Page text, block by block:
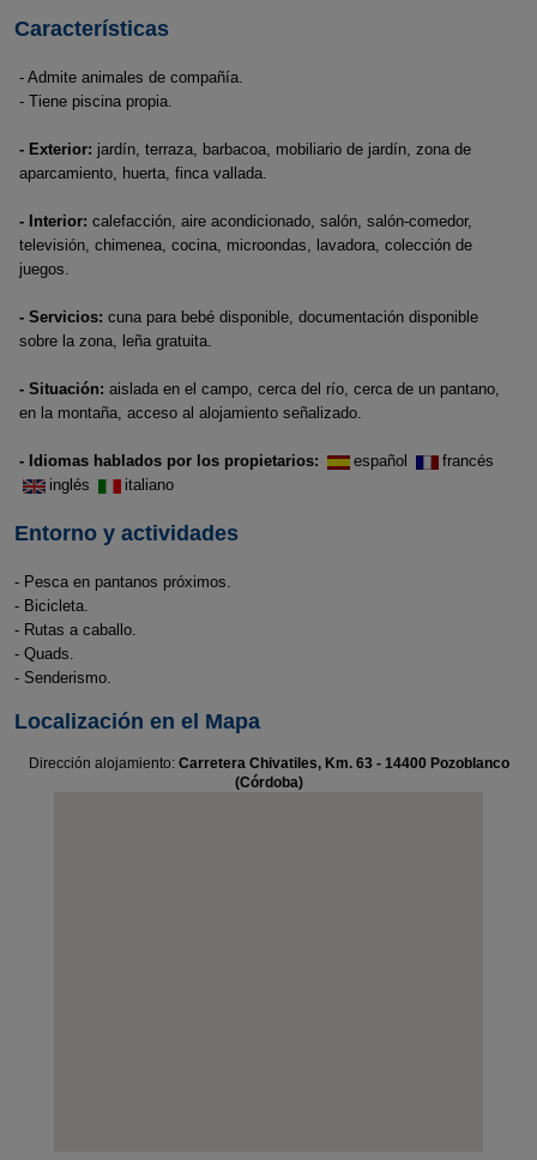
Características
- Admite animales de compañía.
- Tiene piscina propia.
- Exterior: jardín, terraza, barbacoa, mobiliario de jardín, zona de
aparcamiento, huerta, finca vallada.
- Interior: calefacción, aire acondicionado, salón, salón-comedor,
televisión, chimenea, cocina, microondas, lavadora, colección de
juegos.
- Servicios: cuna para bebé disponible, documentación disponible
sobre la zona, leña gratuita.
- Situación: aislada en el campo, cerca del río, cerca de un pantano,
en la montaña, acceso al alojamiento señalizado.
- Idiomas hablados por los propietarios: español
francés
inglés
italiano
Entorno y actividades
- Pesca en pantanos próximos.
- Bicicleta.
- Rutas a caballo.
- Quads.
- Senderismo.
Localización en el Mapa
Dirección alojamiento: Carretera Chivatiles, Km. 63 - 14400 Pozoblanco
(Córdoba)